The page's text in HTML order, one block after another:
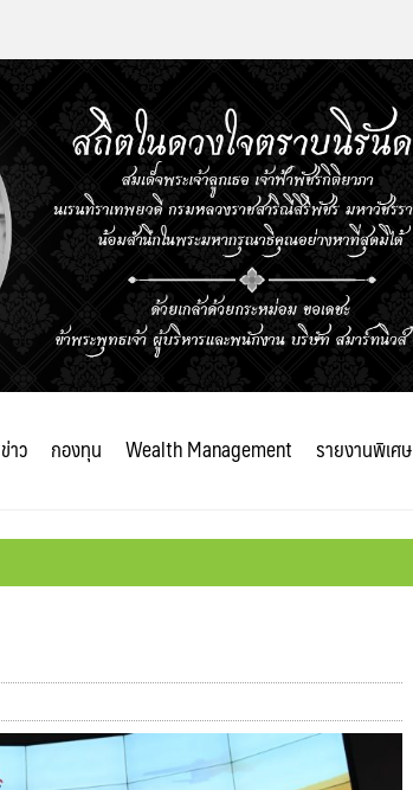
ข่าว กองทุน Wealth Management รายงานพิเศษ